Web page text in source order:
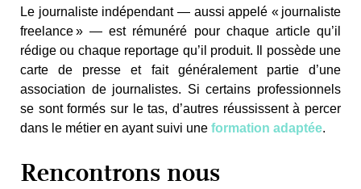
Le journaliste indépendant — aussi appelé « journaliste
freelance » — est rémunéré pour chaque article qu’il
rédige ou chaque reportage qu’il produit. Il possède une
carte de presse et fait généralement partie d’une
association de journalistes. Si certains professionnels
se sont formés sur le tas, d’autres réussissent à percer
dans le métier en ayant suivi une formation adaptée.
Rencontrons nous